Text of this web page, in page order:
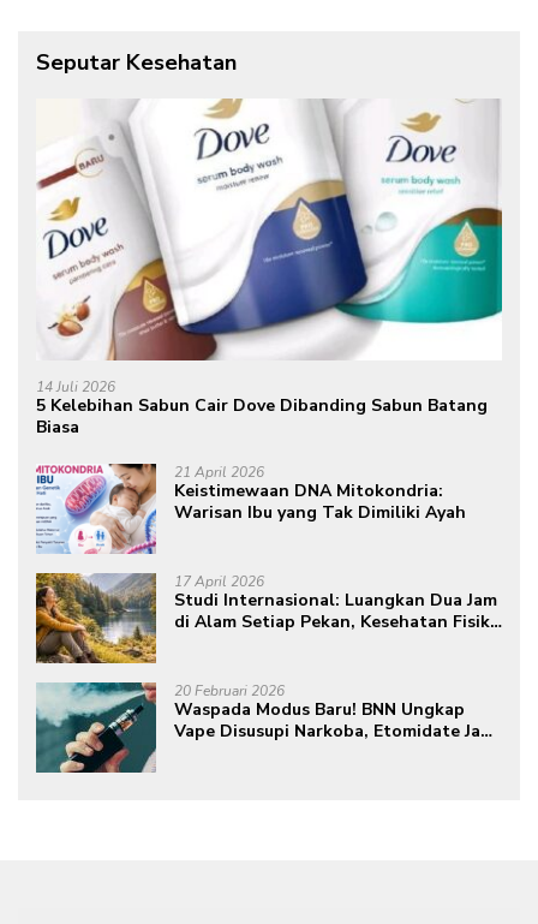
Seputar Kesehatan
14 Juli 2026
5 Kelebihan Sabun Cair Dove Dibanding Sabun Batang
Biasa
21 April 2026
Keistimewaan DNA Mitokondria:
Warisan Ibu yang Tak Dimiliki Ayah
17 April 2026
Studi Internasional: Luangkan Dua Jam
di Alam Setiap Pekan, Kesehatan Fisik
20 Februari 2026
Waspada Modus Baru! BNN Ungkap
Vape Disusupi Narkoba, Etomidate Jadi